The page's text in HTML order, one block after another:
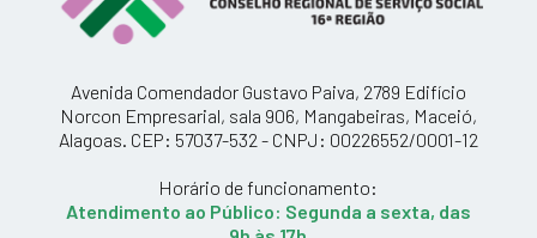
Avenida Comendador Gustavo Paiva, 2789 Edifício
Norcon Empresarial, sala 906, Mangabeiras, Maceió,
Alagoas. CEP: 57037-532 - CNPJ: 00226552/0001-12
Horário de funcionamento:
Atendimento ao Público: Segunda a sexta, das